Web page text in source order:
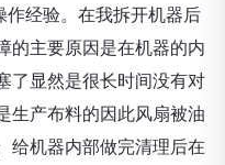
作经验。在我拆开机器后
的主要原因是在机器的内
了显然是很长时间没有对
生产布料的因此风扇被油
给机器内部做完清理后在